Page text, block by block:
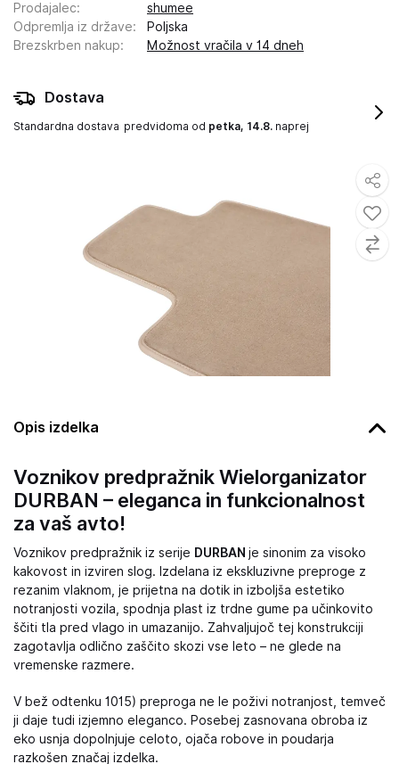
Opis izdelka
Voznikov predpražnik Wielorganizator
DURBAN – eleganca in funkcionalnost
za vaš avto!
Voznikov predpražnik iz serije DURBAN je sinonim za visoko
kakovost in izviren slog. Izdelana iz ekskluzivne preproge z
rezanim vlaknom, je prijetna na dotik in izboljša estetiko
notranjosti vozila, spodnja plast iz trdne gume pa učinkovito
ščiti tla pred vlago in umazanijo. Zahvaljujoč tej konstrukciji
zagotavlja odlično zaščito skozi vse leto – ne glede na
vremenske razmere.
V bež odtenku 1015) preproga ne le poživi notranjost, temveč
ji daje tudi izjemno eleganco. Posebej zasnovana obroba iz
eko usnja dopolnjuje celoto, ojača robove in poudarja
razkošen značaj izdelka.
Prodajalec:
shumee
Odpremlja iz države:
Poljska
Brezskrben nakup: Možnost vračila v 14 dneh
Dostava
Standardna dostava predvidoma od petka, 14.8. naprej